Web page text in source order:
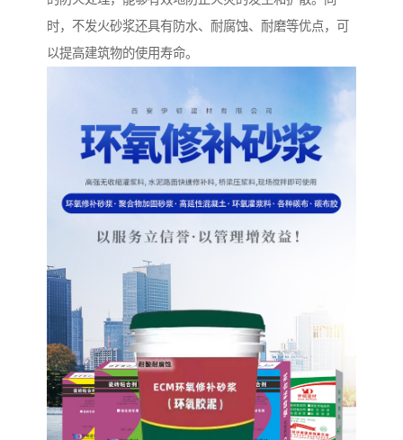
时，不发火砂浆还具有防水、耐腐蚀、耐磨等优点，可
以提高建筑物的使用寿命。